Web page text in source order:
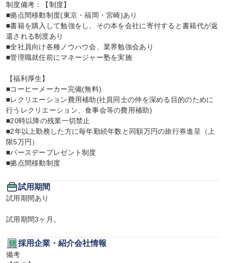
制度備考：【制度】
■拠点間移動制度(東京・福岡・宮崎)あり
■書籍を購入して勉強をし、その本を会社に寄付すると書籍代が返
還される制度あり
■全社員向け各種ノウハウ会、業界勉強会あり
■管理職就任前にマネージャー塾を実施
【福利厚生】
■コーヒーメーカー完備(無料)
■レクリエーション費用補助(社員同士の仲を深める目的のために
行うレクリエーション、食事会等の費用補助)
■20時以降の残業一切禁止
■2年以上勤務した方に毎年勤続年数と同額万円の旅行券進呈（上
限5万円）
■バースデープレゼント制度
■拠点間移動制度
試用期間
試用期間あり
試用期間3ヶ月。
採用企業・紹介会社情報
備考